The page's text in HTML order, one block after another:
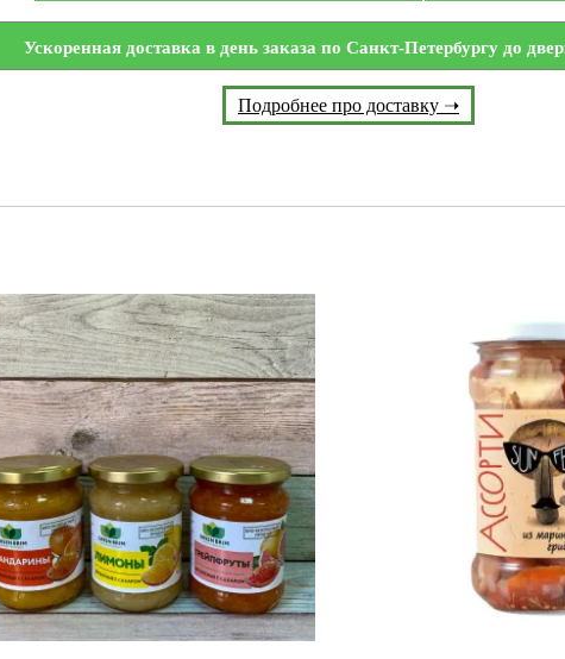
Ускоренная доставка в день заказа по Санкт-Петербургу до
Подробнее про доставку ➝